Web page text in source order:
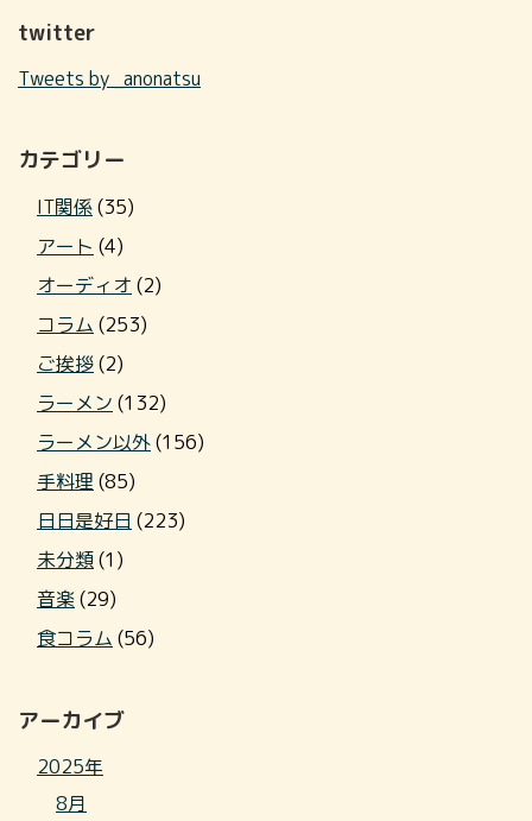
twitter
Tweets by _anonatsu
カテゴリー
IT関係(35)
アート (4)
オーディオ (2)
コラム (253)
ご挨拶(2)
ラーメン (132)
ラーメン以外(156)
手料理 (85)
日日是好日 (223)
未分類(1)
音楽(29)
食コラム (56)
アーカイブ
2025年
8月